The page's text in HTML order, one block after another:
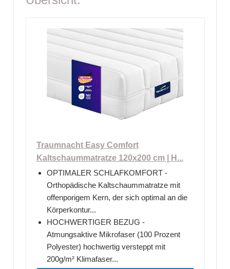
Traumnacht Easy Comfort
Kaltschaummatratze 120x200 cm | H...
OPTIMALER SCHLAFKOMFORT -
Orthopädische Kaltschaummatratze mit
offenporigem Kern, der sich optimal an die
Körperkontur...
HOCHWERTIGER BEZUG -
Atmungsaktive Mikrofaser (100 Prozent
Polyester) hochwertig versteppt mit
200g/m² Klimafaser...